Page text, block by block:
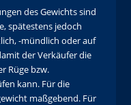
des Gewichts sind
spätestens jedoch
-mündlich oder auf
der Verkäufer die
Rüge bzw.
kann. Für die
maßgebend. Für